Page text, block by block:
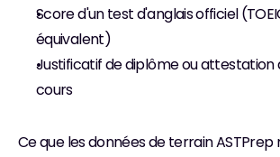
Score d'un test d'anglais officiel
équivalent)
Justificatif de diplôme ou attestation
cours
Ce que les données de terrain